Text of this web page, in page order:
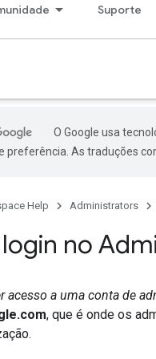
Suporte
O Google usa
preferência. As traduções
Help Administrators
login no
acesso a uma conta de
, que é onde os